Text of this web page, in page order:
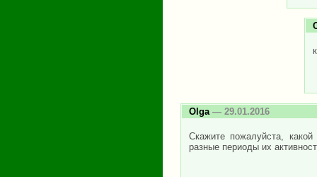
Olga — 29.01.2016
Скажите пожалуйста,
разные периоды их